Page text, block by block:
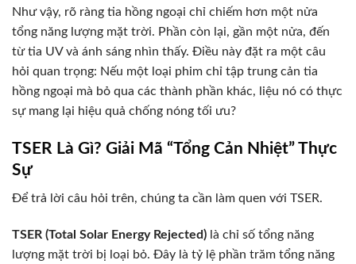
Như vậy, rõ ràng tia hồng ngoại chỉ chiếm hơn một nửa
tổng năng lượng mặt trời. Phần còn lại, gần một nửa, đến
từ tia UV và ánh sáng nhìn thấy. Điều này đặt ra một câu
hỏi quan trọng: Nếu một loại phim chỉ tập trung cản tia
hồng ngoại mà bỏ qua các thành phần khác, liệu nó có thực
sự mang lại hiệu quả chống nóng tối ưu?
TSER Là Gì? Giải Mã “Tổng Cản Nhiệt” Thực
Sự
Để trả lời câu hỏi trên, chúng ta cần làm quen với TSER.
TSER (Total Solar Energy Rejected) là chỉ số tổng năng
lượng mặt trời bị loại bỏ. Đây là tỷ lệ phần trăm tổng năng